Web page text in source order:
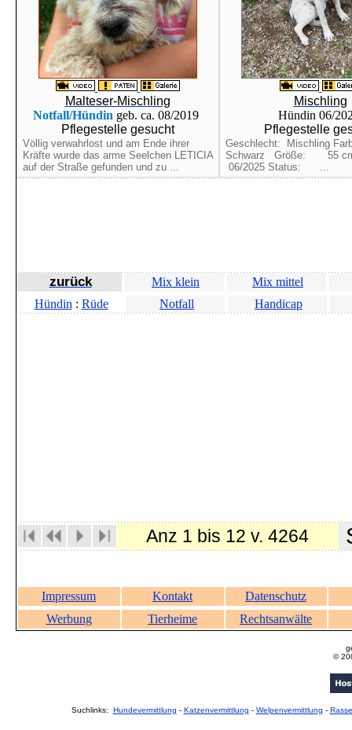
Malteser-Mischling
Notfall/Hündin geb. ca. 08/2019
Pflegestelle gesucht
Völlig verwahrlost und am Ende ihrer
Kräfte wurde das arme Seelchen LETICIA
auf der Straße gefunden und zu ...
Mischling
Hündin 06/
Pflegestelle
Geschlecht: Mischling
Schwarz Größe: 55
06/2025 Status: ...
zurück Mix klein
Mix mittel
Hündin : Rüde Notfall Handicap
Anz 1 bis 12 v. 4264
Impressum Kontakt
Datenschutz
Werbung
Tierheime Rechtsanwälte
©
Suchlinks: Hundevermittlung - Katzenvermittlung - Welpenvermittlung -